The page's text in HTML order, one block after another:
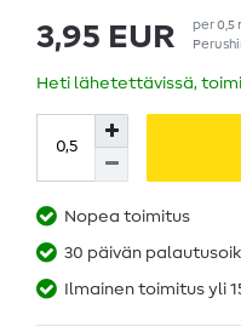
3,95 EUR per0,5
Heti lähetettävissä,
Nopea toimitus
30 päivän
Ilmainen toimitus yli